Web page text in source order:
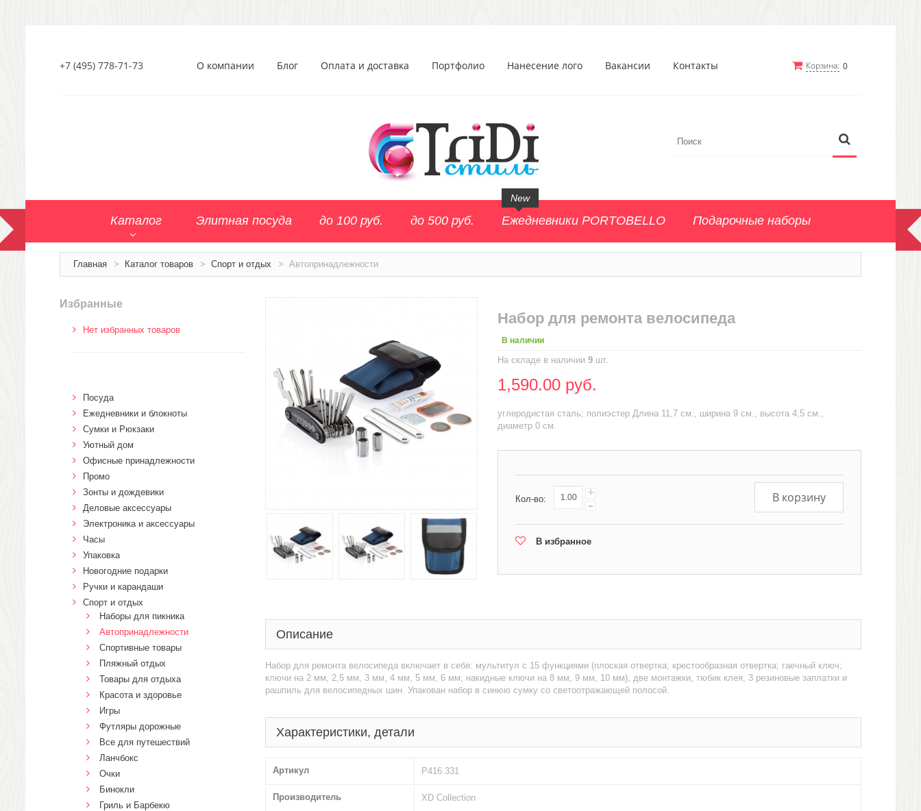
Корзина: 0
+7 (495) 778-71-73 О компании Блог Оплата и доставка Портфолио Нанесение лого Вакансии Контакты
Каталог Элитная посуда до 100 руб. до 500 руб. Ежедневники PORTOBELLO
New
Подарочные наборы
Главная > Каталог товаров > Спорт и отдых > Автопринадлежности
Набор для ремонта велосипеда
В наличии
На складе в наличии9 шт.
1,590.00 руб.
углеродистая сталь; полиэстер Длина 11,7 см., ширина 9 см., высота 4,5 см.,
диаметр 0 см.
Кол-во: +
- В корзину
В избранное
Описание
Набор для ремонта велосипеда включает в себя: мультитул с 15 функциями (плоская отвертка; крестообразная отвертка; гаечный ключ;
ключи на 2 мм, 2,5 мм, 3 мм, 4 мм, 5 мм, 6 мм; накидные ключи на 8 мм, 9 мм, 10 мм), две монтажки, тюбик клея, 3 резиновые заплатки и
рашпиль для велосипедных шин. Упакован набор в синюю сумку со светоотражающей полосой.
Характеристики, детали
Артикул P416.331
Производитель XD Collection
Избранные
Нет избранных товаров
Посуда
Ежедневники и блокноты
Сумки и Рюкзаки
Уютный дом
Офисные принадлежности
Промо
Зонты и дождевики
Деловые аксессуары
Электроника и аксессуары
Часы
Упаковка
Новогодние подарки
Ручки и карандаши
Спорт и отдых
Наборы для пикника
Автопринадлежности
Спортивные товары
Пляжный отдых
Товары для отдыха
Красота и здоровье
Игры
Футляры дорожные
Все для путешествий
Ланчбокс
Очки
Бинокли
Гриль и Барбекю